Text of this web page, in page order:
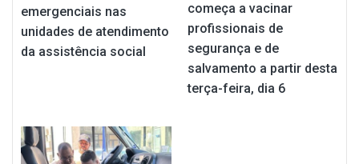
emergenciais nas
unidades de atendimento
da assistência social
começa a vacinar
profissionais de
segurança e de
salvamento a partir desta
terça-feira, dia 6